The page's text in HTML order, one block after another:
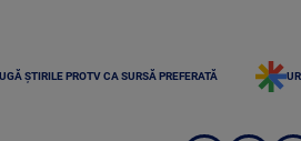
ȘTIRILE PROTV CA SURSĂ PREFERATĂ